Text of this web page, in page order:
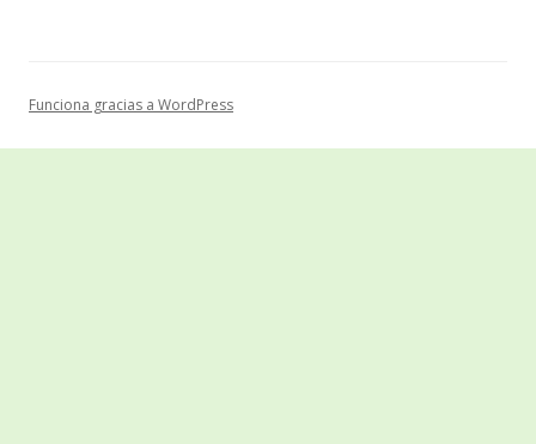
Funciona gracias a WordPress